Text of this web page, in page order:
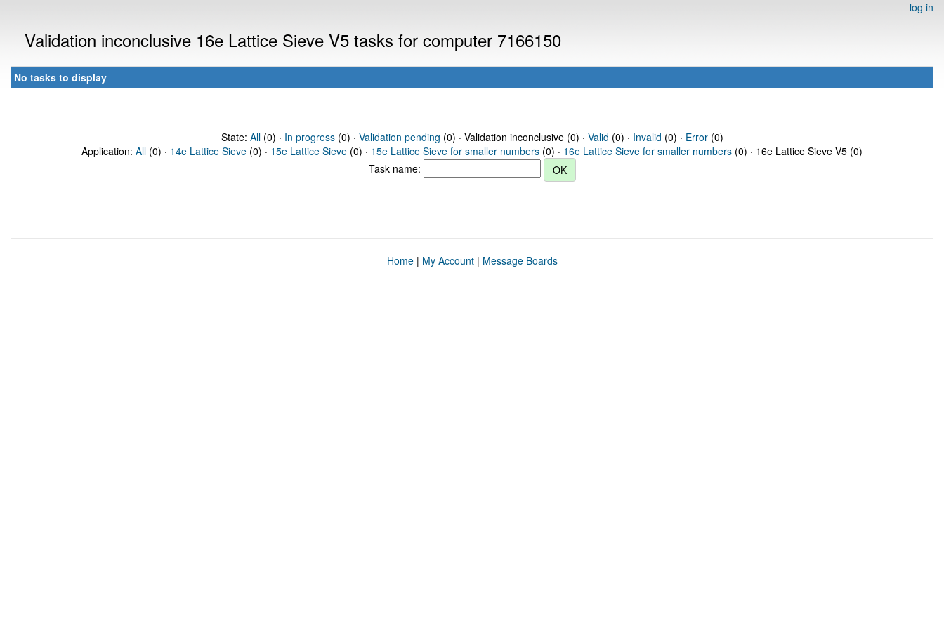
log in
Validation inconclusive 16e Lattice Sieve V5 tasks for computer 7166150
No tasks to display
State: All(0) · In progress(0) · Validation pending (0) · Validation inconclusive (0) · Valid (0) · Invalid (0) · Error(0)
Application: All (0) · 14e Lattice Sieve (0) · 15e Lattice Sieve (0) · 15e Lattice Sieve for smaller numbers (0) · 16e Lattice Sieve for smaller numbers (0) · 16e Lattice Sieve V5 (0)
Task name:
Home| My Account| Message Boards